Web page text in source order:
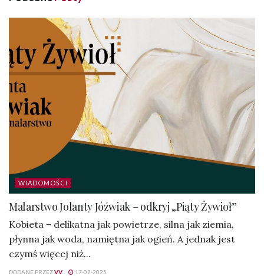
WIADOMOŚCI
Malarstwo Jolanty Jóźwiak – odkryj „Piąty Żywioł”
Kobieta – delikatna jak powietrze, silna jak ziemia,
płynna jak woda, namiętna jak ogień. A jednak jest
czymś więcej niż...
DODANE PRZEZVV 17-02-2025